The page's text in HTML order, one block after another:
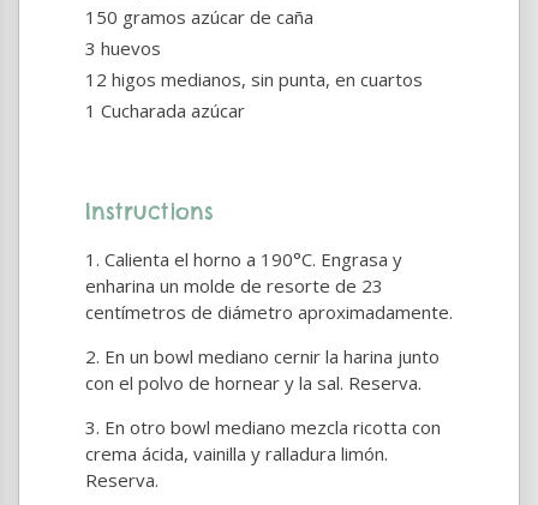
150 gramos azúcar de caña
3 huevos
12 higos medianos, sin punta, en cuartos
1 Cucharada azúcar
Instructions
Calienta el horno a 190°C. Engrasa y
enharina un molde de resorte de 23
centímetros de diámetro aproximadamente.
En un bowl mediano cernir la harina junto
con el polvo de hornear y la sal. Reserva.
En otro bowl mediano mezcla ricotta con
crema ácida, vainilla y ralladura limón.
Reserva.